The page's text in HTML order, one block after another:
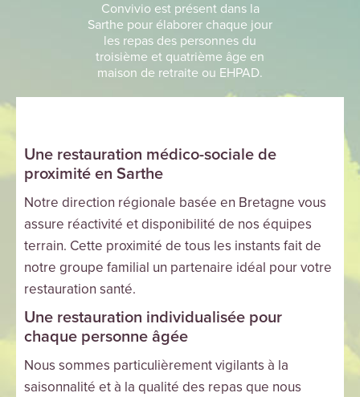
Convivio est présent dans la
Sarthe pour élaborer chaque jour
les repas des personnes du
troisième et quatrième âge en
maison de retraite ou EHPAD.
Une restauration médico-sociale de
proximité en Sarthe
Notre direction régionale basée en Bretagne vous
assure réactivité et disponibilité de nos équipes
terrain. Cette proximité de tous les instants fait de
notre groupe familial un partenaire idéal pour votre
restauration santé.
Une restauration individualisée pour
chaque personne âgée
Nous sommes particulièrement vigilants à la
saisonnalité et à la qualité des repas que nous